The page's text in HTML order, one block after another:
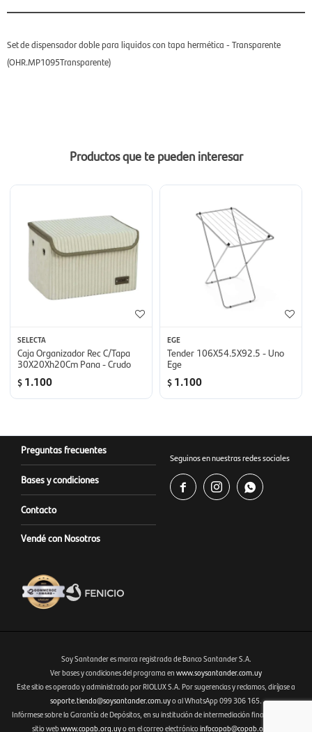
Set de dispensador doble para liquidos con tapa hermética - Transparente
(OHR.MP1095Transparente)
Productos que te pueden interesar
SELECTA
Caja Organizador Rec C/Tapa
30X20Xh20Cm Pana - Crudo
$ 1.100
EGE
Tender 106X54.5X92.5 - Uno
Ege
$ 1.100
Preguntas frecuentes
Bases y condiciones
Contacto
Vendé con Nosotros
Seguinos en nuestras redes sociales
  
Fenicio eCommerce Uruguay
Soy Santander es marca registrada de Banco Santander S.A.
Ver bases y condiciones del programa en www.soysantander.com.uy
Este sitio es operado y administrado por RIOLUX S.A. Por sugerencias y reclamos, diríjase a
soporte.tienda@soysantander.com.uyo al WhatsApp 099 306 165.
Infórmese sobre la Garantía de Depósitos, en su institución de intermediación financiera, en el
sitio webwww.copab.org.uyo en el correo electrónicoinfocopab@copab.org.uy